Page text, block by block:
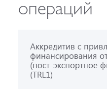
операций
Аккредитив с
финансирования
(пост-экспортное
(TRL1)